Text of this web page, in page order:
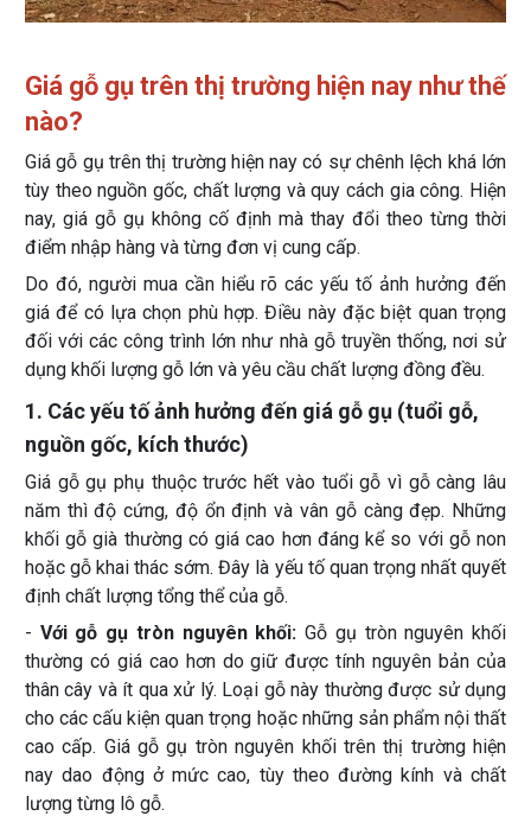
Giá gỗ gụ trên thị trường hiện nay như thế
nào?
Giá gỗ gụ trên thị trường hiện nay có sự chênh lệch khá lớn
tùy theo nguồn gốc, chất lượng và quy cách gia công. Hiện
nay, giá gỗ gụ không cố định mà thay đổi theo từng thời
điểm nhập hàng và từng đơn vị cung cấp.
Do đó, người mua cần hiểu rõ các yếu tố ảnh hưởng đến
giá để có lựa chọn phù hợp. Điều này đặc biệt quan trọng
đối với các công trình lớn như nhà gỗ truyền thống, nơi sử
dụng khối lượng gỗ lớn và yêu cầu chất lượng đồng đều.
1. Các yếu tố ảnh hưởng đến giá gỗ gụ (tuổi gỗ,
nguồn gốc, kích thước)
Giá gỗ gụ phụ thuộc trước hết vào tuổi gỗ vì gỗ càng lâu
năm thì độ cứng, độ ổn định và vân gỗ càng đẹp. Những
khối gỗ già thường có giá cao hơn đáng kể so với gỗ non
hoặc gỗ khai thác sớm. Đây là yếu tố quan trọng nhất quyết
định chất lượng tổng thể của gỗ.
- Với gỗ gụ tròn nguyên khối: Gỗ gụ tròn nguyên khối
thường có giá cao hơn do giữ được tính nguyên bản của
thân cây và ít qua xử lý. Loại gỗ này thường được sử dụng
cho các cấu kiện quan trọng hoặc những sản phẩm nội thất
cao cấp. Giá gỗ gụ tròn nguyên khối trên thị trường hiện
nay dao động ở mức cao, tùy theo đường kính và chất
lượng từng lô gỗ.